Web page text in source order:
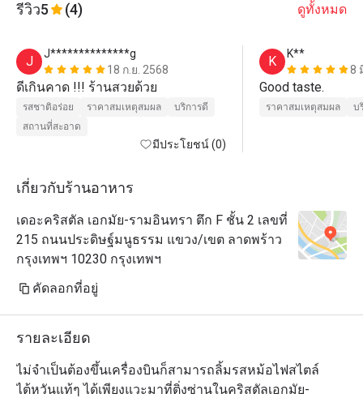
รีวิว5 (4) ดูทั้งหมด
J
J**************g
18 ก.ย. 2568
ดีเกินคาด !!! ร้านสวยด้วย
รสชาติอร่อย ราคาสมเหตุสมผล
บริการดี
สถานที่สะอาด
มีประโยชน์ (0)
K
K**
8
Good taste.
ราคาสมเหตุสมผล บ
เกี่ยวกับร้านอาหาร
เดอะคริสตัล เอกมัย-รามอินทรา ตึก F ชั้น 2 เลขที่
215 ถนนประดิษฐ์มนูธรรม แขวง/เขต ลาดพร้าว
กรุงเทพฯ 10230 กรุงเทพฯ
คัดลอกที่อยู่
รายละเอียด
ไม่จำเป็นต้องขึ้นเครื่องบินก็สามารถลิ้มรสหม้อไฟสไตล์
ไต้หวันแท้ๆ ได้เพียงแวะมาที่ติ่งซ่านในคริสตัลเอกมัย-